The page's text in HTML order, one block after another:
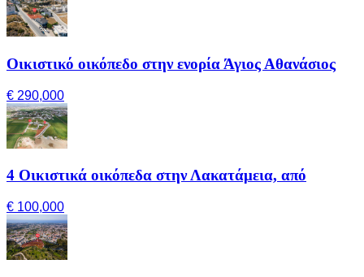
Οικιστικό οικόπεδο στην ενορία Άγιος Αθανάσιος
€ 290,000
4 Οικιστικά οικόπεδα στην Λακατάμεια, από
€ 100,000